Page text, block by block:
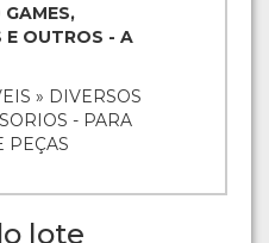
GAMES,
E OUTROS - A
» DIVERSOS
- PARA
PEÇAS
lote